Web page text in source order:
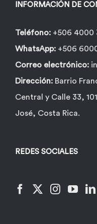
INFORMACIÓN DE
Teléfono: +506 4000
WhatsApp: +506
Correo electrónico:
Dirección: Barrio
Central y Calle 33,
José, Costa Rica.
REDES SOCIALES